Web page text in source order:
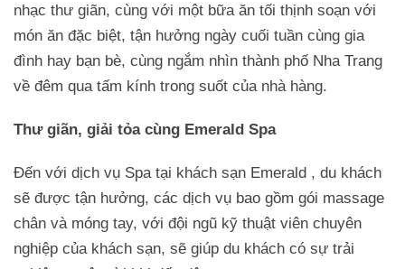
nhạc thư giãn, cùng với một bữa ăn tối thịnh soạn với
món ăn đặc biệt, tận hưởng ngày cuối tuần cùng gia
đình hay bạn bè, cùng ngắm nhìn thành phố Nha Trang
về đêm qua tấm kính trong suốt của nhà hàng.
Thư giãn, giải tỏa cùng Emerald Spa
Đến với dịch vụ Spa tại khách sạn Emerald , du khách
sẽ được tận hưởng, các dịch vụ bao gồm gói massage
chân và móng tay, với đội ngũ kỹ thuật viên chuyên
nghiệp của khách sạn, sẽ giúp du khách có sự trải